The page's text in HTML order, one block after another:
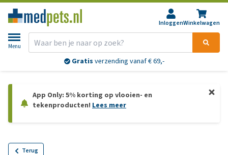
InloggenWinkelwagen
Menu
Gratis verzending vanaf € 69,-
App Only: 5% korting op vlooien- en
tekenproducten! Lees meer
Terug